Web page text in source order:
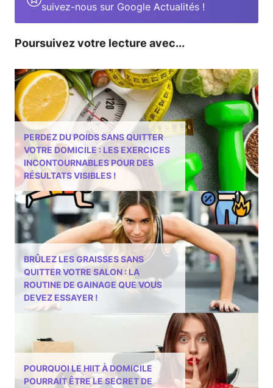
suivez-nous sur Google Actualités !
PERDEZ DU POIDS SANS QUITTER
VOTRE DOMICILE : LES EXERCICES
INCONTOURNABLES POUR DES
RÉSULTATS VISIBLES !
BRÛLEZ LES GRAISSES SANS
QUITTER VOTRE SALON : LA
ROUTINE DE GAINAGE QUE VOUS
DEVEZ ESSAYER !
POURQUOI LE HIIT À DOMICILE
POURRAIT ÊTRE LE SECRET DE
Poursuivez votre lecture avec...